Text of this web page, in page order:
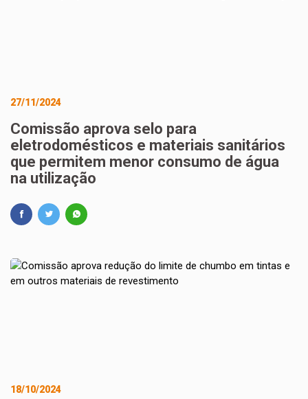
27/11/2024
Comissão aprova selo para
eletrodomésticos e materiais sanitários
que permitem menor consumo de água
na utilização
18/10/2024